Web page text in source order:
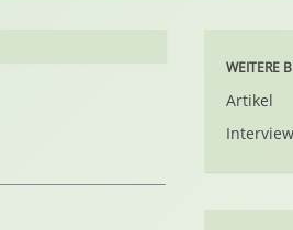
WEITERE
Artikel